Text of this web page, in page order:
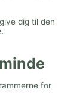
dig til den
for